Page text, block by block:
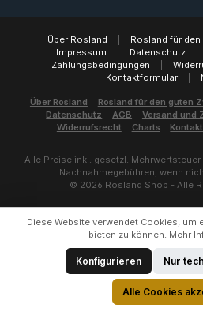
Über Rosland Rosland für
Impressum
Datenschutz
Zahlungsbedingungen
Kontaktformular
Über Rosland Rosland für den guten
Datenschutz
AGB
Versand und
Widerrufsrecht
Charts
Alle Preise inkl. gesetzl. Mehrwertsteuer
Nachnahmegebühren, wenn
© 2026 Rosland Shop - Alle
Diese Website verwendet Cookies, um
bieten zu können. Mehr
Nur
Konfigurieren
Alle Cookies